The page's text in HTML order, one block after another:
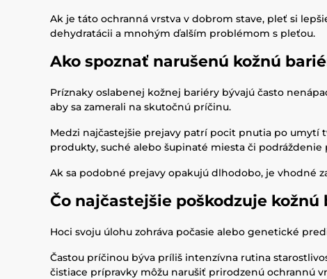
Ak je táto ochranná vrstva v dobrom stave, pleť si
dehydratácii a mnohým ďalším problémom s pleťou.
Ako spoznať narušenú kožnú
Príznaky oslabenej kožnej bariéry bývajú často
aby sa zamerali na skutočnú príčinu.
Medzi najčastejšie prejavy patrí pocit pnutia po umytí
produkty, suché alebo šupinaté miesta či
Ak sa podobné prejavy opakujú dlhodobo, je vhodné
Čo najčastejšie poškodzuje kožnú
Hoci svoju úlohu zohráva počasie alebo genetické
Častou príčinou býva príliš intenzívna rutina
čistiace prípravky môžu narušiť prirodzenú ochrannú